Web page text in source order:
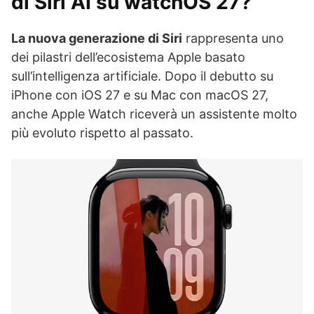
La nuova generazione di Siri rappresenta uno
dei pilastri dell’ecosistema Apple basato
sull’intelligenza artificiale. Dopo il debutto su
iPhone con iOS 27 e su Mac con macOS 27,
anche Apple Watch riceverà un assistente molto
più evoluto rispetto al passato.